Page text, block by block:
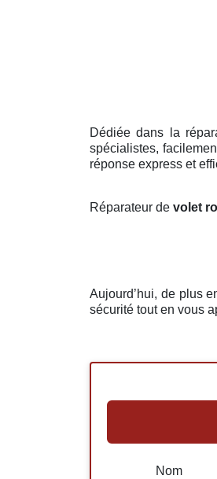
Dédiée dans la
spécialistes,
réponse express et
Réparateur de volet
Aujourd’hui, de plus
sécurité tout en vous
Nom